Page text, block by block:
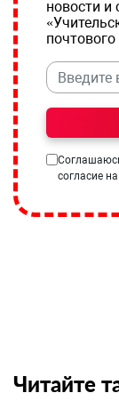
новости и
согласие
Читайте